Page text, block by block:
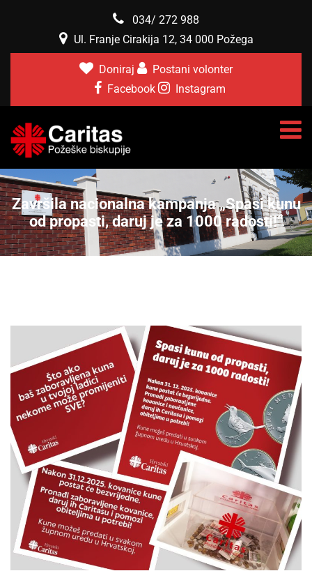
034/ 272 988
Ul. Franje Cirakija 12, 34 000 Požega
Doniraj
Postani volonter
Facebook
Instagram
Završila nacionalna kampanja „Spasi kunu
od propasti, daruj je za 1000 radosti!“